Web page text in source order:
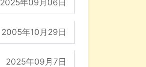
2025年09月06日
2005年10月29日
2025年09月7日